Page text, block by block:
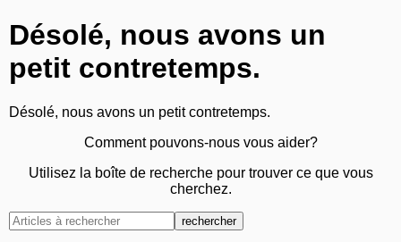
Désolé, nous avons un
petit contretemps.
Désolé, nous avons un petit contretemps.
Comment pouvons-nous vous aider?
Utilisez la boîte de recherche pour trouver ce que vous
cherchez.
rechercher